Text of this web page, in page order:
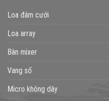
Loa đám cưới
Loa array
Bàn mixer
Vang số
Micro không dây